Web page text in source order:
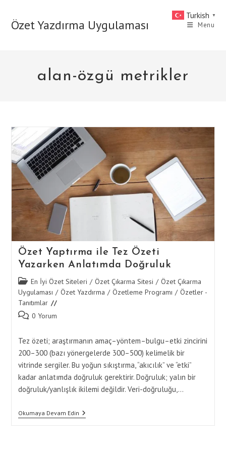
contentÖzet Yazdırma Uygulaması Menu
alan-özgü metrikler
Özet Yaptırma ile Tez Özeti
Yazarken Anlatımda Doğruluk
Post
category:
En İyi Özet Siteleri / Özet Çıkarma Sitesi / Özet Çıkarma
Uygulaması / Özet Yazdırma / Özetleme Programı / Özetler -
Tanıtımlar
Post 0 Yorum
Tez özeti; araştırmanın amaç–yöntem–bulgu–etki zincirini
200–300 (bazı yönergelerde 300–500) kelimelik bir
vitrinde sergiler. Bu yoğun sıkıştırma, “akıcılık” ve “etki”
kadar anlatımda doğruluk gerektirir. Doğruluk; yalın bir
doğruluk/yanlışlık ikilemi değildir. Veri-doğruluğu,…
Okumaya Devam EdinÖzet
Yaptırma
Turkish ▼